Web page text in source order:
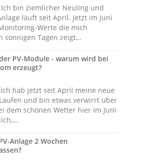
bin ziemlicher Neuling und
läuft seit April. Jetzt im Juni
Werte die mich
sonnigen Tagen zeigt…
PV-Module - warum wird bei
erzeugt?
hab jetzt seit April meine neue
und bin etwas verwirrt über
dem schönen Wetter hier im Juni
Anlage 2 Wochen